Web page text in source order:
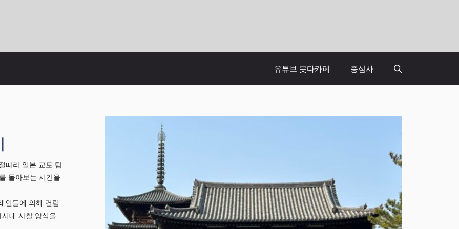
유튜브 붓다카페 증심사
따라 일본 교토 탐
돌아보는 시간을
인들에 의해 건립
대 사찰 양식을